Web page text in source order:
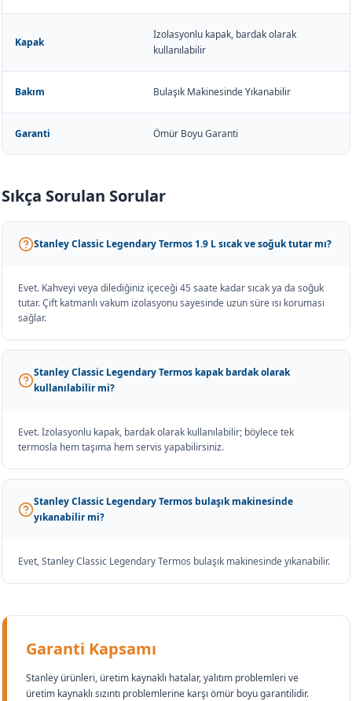
Kapak
İzolasyonlu kapak, bardak olarak
kullanılabilir
Bakım Bulaşık Makinesinde Yıkanabilir
Garanti Ömür Boyu Garanti
Sıkça Sorulan Sorular
Stanley Classic Legendary Termos 1.9 L sıcak ve soğuk tutar mı?
Evet. Kahveyi veya dilediğiniz içeceği 45 saate kadar sıcak ya da soğuk
tutar. Çift katmanlı vakum izolasyonu sayesinde uzun süre ısı koruması
sağlar.
Stanley Classic Legendary Termos kapak bardak olarak
kullanılabilir mi?
Evet. İzolasyonlu kapak, bardak olarak kullanılabilir; böylece tek
termosla hem taşıma hem servis yapabilirsiniz.
Stanley Classic Legendary Termos bulaşık makinesinde
yıkanabilir mi?
Evet, Stanley Classic Legendary Termos bulaşık makinesinde yıkanabilir.
Garanti Kapsamı
Stanley ürünleri, üretim kaynaklı hatalar, yalıtım problemleri ve
üretim kaynaklı sızıntı problemlerine karşı ömür boyu garantilidir.